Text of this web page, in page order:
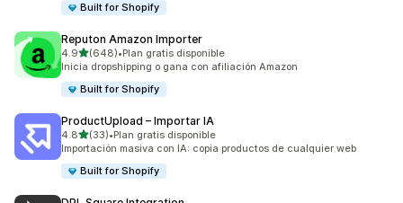
Built for Shopify
Reputon Amazon Importer
4.9de 5 estrellas
(648)
648 reseñas en total
•Plan gratis disponible
Inicia dropshipping o gana con afiliación Amazon
Built for Shopify
ProductUpload – Importar IA
4.8de 5 estrellas
(33)
33 reseñas en total
•Plan gratis disponible
Importación masiva con IA: copia productos de cualquier web
Built for Shopify